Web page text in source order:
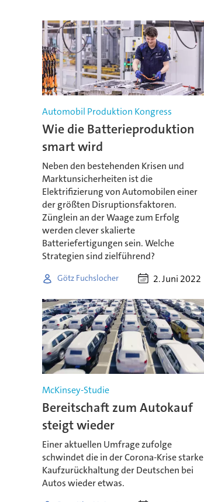
Automobil Produktion Kongress
Wie die Batterieproduktion
smart wird
Neben den bestehenden Krisen und
Marktunsicherheiten ist die
Elektrifizierung von Automobilen einer
der größten Disruptionsfaktoren.
Zünglein an der Waage zum Erfolg
werden clever skalierte
Batteriefertigungen sein. Welche
Strategien sind zielführend?
Götz Fuchslocher 2. Juni 2022
McKinsey-Studie
Bereitschaft zum Autokauf
steigt wieder
Einer aktuellen Umfrage zufolge
schwindet die in der Corona-Krise starke
Kaufzurückhaltung der Deutschen bei
Autos wieder etwas.